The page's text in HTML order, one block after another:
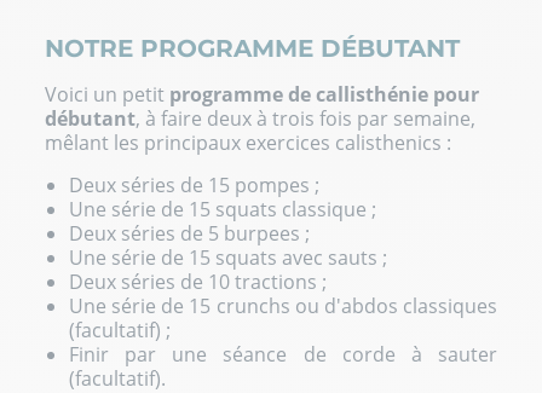
NOTRE PROGRAMME DÉBUTANT
Voici un petit programme de callisthénie pour
débutant, à faire deux à trois fois par semaine,
mêlant les principaux exercices calisthenics :
Deux séries de 15 pompes ;
Une série de 15 squats classique ;
Deux séries de 5 burpees ;
Une série de 15 squats avec sauts ;
Deux séries de 10 tractions ;
Une série de 15 crunchs ou d'abdos classiques
(facultatif) ;
Finir par une séance de corde à sauter
(facultatif).